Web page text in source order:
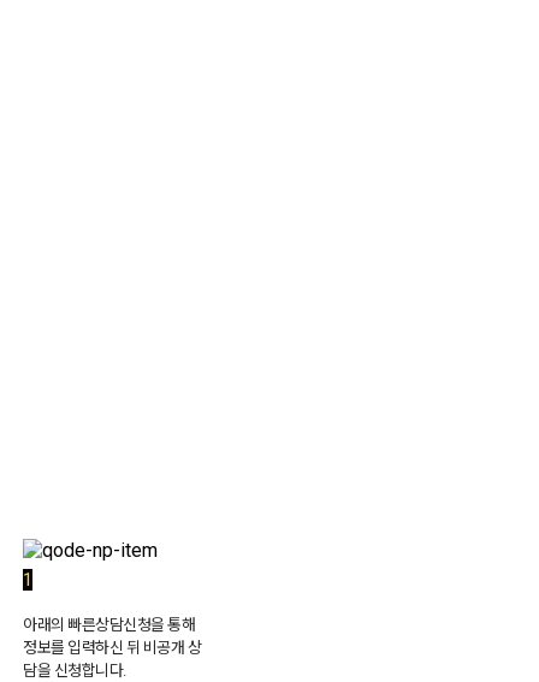
1
아래의 빠른상담신청을 통해
정보를 입력하신 뒤 비공개 상
담을 신청합니다.